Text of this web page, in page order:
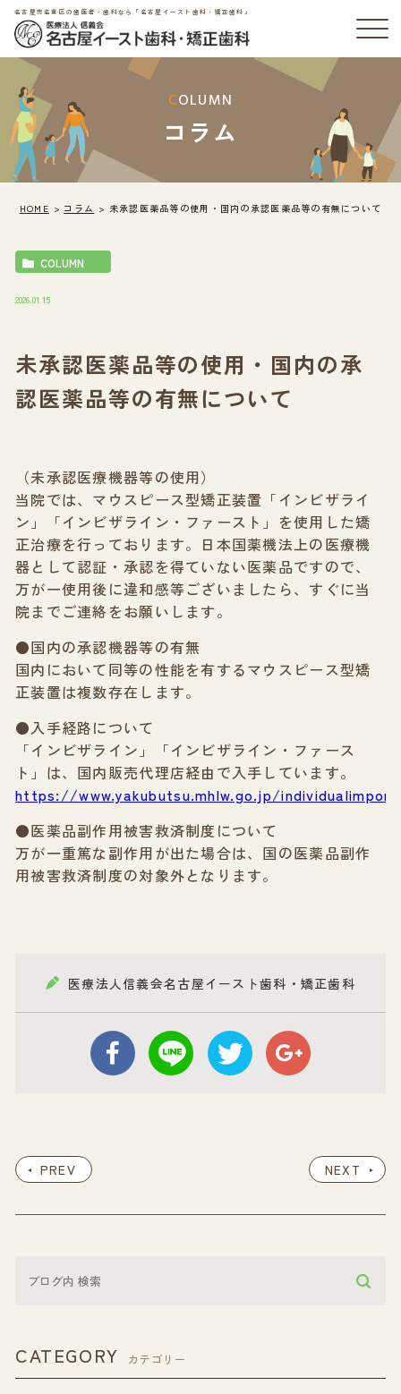
名古屋市名東区の歯医者・歯科なら「名古屋イースト歯科・矯正歯科」
COLUMN
コラム
HOME コラム 未承認医薬品等の使用・国内の承認医薬品等の有無について
COLUMN
2026.01.15
未承認医薬品等の使用・国内の承
認医薬品等の有無について
（未承認医療機器等の使用）
当院では、マウスピース型矯正装置「インビザライ
ン」「インビザライン・ファースト」を使用した矯
正治療を行っております。日本国薬機法上の医療機
器として認証・承認を得ていない医薬品ですので、
万が一使用後に違和感等ございましたら、すぐに当
院までご連絡をお願いします。
●国内の承認機器等の有無
国内において同等の性能を有するマウスピース型矯
正装置は複数存在します。
●入手経路について
「インビザライン」「インビザライン・ファース
ト」は、国内販売代理店経由で入手しています。
https://www.yakubutsu.mhlw.go.jp/
●医薬品副作用被害救済制度について
万が一重篤な副作用が出た場合は、国の医薬品副作
用被害救済制度の対象外となります。
医療法人信義会名古屋イースト歯科・矯正歯科
PREV NEXT
CATEGORY カテゴリー